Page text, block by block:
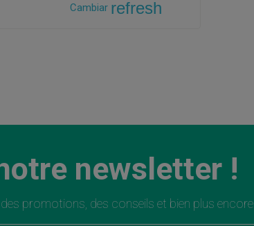
Cambiar refresh
newsletter !
promotions, des conseils et bien plus encore.